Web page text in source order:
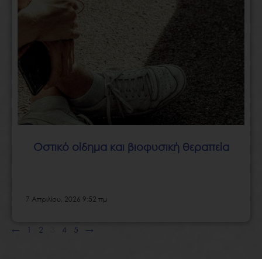
Οστικό οίδημα και βιοφυσική θεραπεία
7 Απριλίου, 2026 9:52 πμ
← 1 2 4 5 →